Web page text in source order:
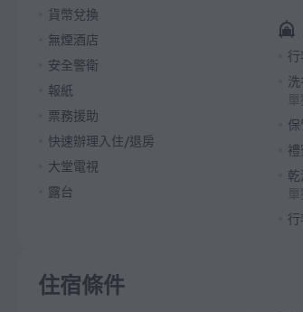
貨幣兌換
無煙酒店
安全警衛
報紙
票務援助
快速辦理入住/退房
大堂電視
露台
住宿條件